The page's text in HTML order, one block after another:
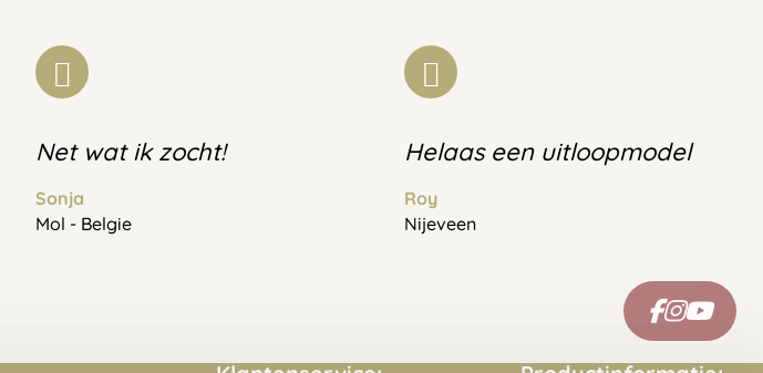
Net wat ik zocht!
Sonja
Mol - Belgie
Helaas een uitloopmodel
Roy
Nijeveen